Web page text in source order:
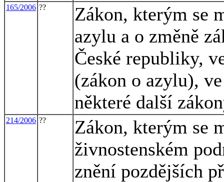
165/2006 ??
Zákon, kterým se
azylu a o změně
České republiky,
(zákon o azylu),
některé další
214/2006 ??
Zákon, kterým se
živnostenském
znění pozdějších